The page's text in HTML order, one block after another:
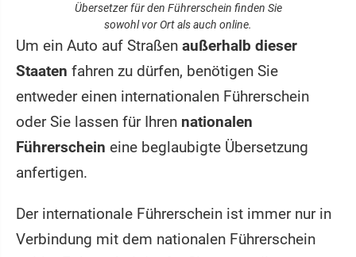
Übersetzer für den Führerschein finden Sie
sowohl vor Ort als auch online.
Um ein Auto auf Straßen außerhalb dieser
Staaten fahren zu dürfen, benötigen Sie
entweder einen internationalen Führerschein
oder Sie lassen für Ihren nationalen
Führerschein eine beglaubigte Übersetzung
anfertigen.
Der internationale Führerschein ist immer nur in
Verbindung mit dem nationalen Führerschein